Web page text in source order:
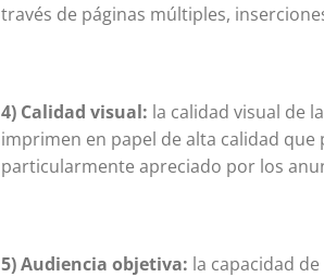
través de páginas múltiples,
4) Calidad visual: la calidad visual de
imprimen en papel de alta calidad
particularmente apreciado por los
5) Audiencia objetiva: la capacidad